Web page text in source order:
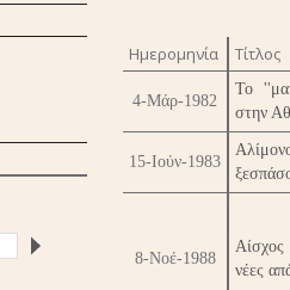
Ημερομηνία Τίτλος
4-Μάρ-1982
Το
στην
15-Ιούν-1983
8-Νοέ-1988
νέες